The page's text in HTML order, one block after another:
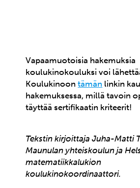
Vapaamuotoisia hakemuksia
koulukinokouluksi voi
Koulukinoontämän linkin
hakemuksessa, millä tavoin
täyttää sertifikaatin kriteerit!
Tekstin kirjoittaja Juha-Matti
Maunulan yhteiskoulun ja
matematiikkalukion
koulukinokoordinaattori.